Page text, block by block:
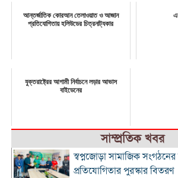
আন্তর্জাতিক কোরআন তেলাওয়াত ও আজান
প্রতিযোগিতায় হলিউডের চিত্রনাট্যকার
যুক্তরাষ্ট্রের আগামী নির্বাচনে লড়ার আভাস
বাইডেনের
সাম্প্রতিক খবর
স্বপ্নজোড়া সামাজিক
প্রতিযোগিতার পুরস্কার বিতরণ